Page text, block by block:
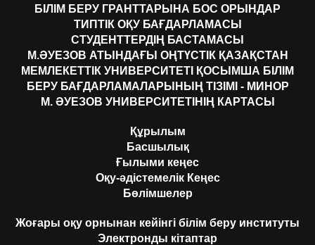
БІЛІМ БЕРУ ГРАНТТАРЫНА БОС ОРЫНДАР
ТИПТІК ОҚУ БАҒДАРЛАМАСЫ
СТУДЕНТТЕРДІҢ БАСТАМАСЫ
М.ӘУЕЗОВ АТЫНДАҒЫ ОҢТҮСТІК ҚАЗАҚСТАН
МЕМЛЕКЕТТІК УНИВЕРСИТЕТІ ҚОСЫМША БІЛІМ
БЕРУ БАҒДАРЛАМАЛАРЫНЫҢ ТІЗІМІ - МИНОР
М. ӘУЕЗОВ УНИВЕРСИТЕТІНІҢ КАРТАСЫ
Құрылым
Басшылық
Ғылыми кеңес
Оқу-әдістемелік Кеңес
Бөлімшелер
Жоғары оқу орнынан кейінгі білім беру институты
Электронды кітаптар